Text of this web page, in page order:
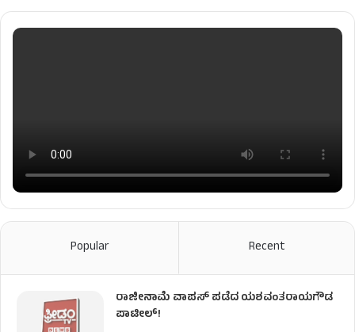
Popular Recent
ರಾಜೀನಾಮೆ ವಾಪಸ್ ಪಡೆದ ಯಶವಂತರಾಯಗೌಡ
ಪಾಟೀಲ್‌!